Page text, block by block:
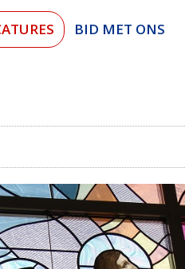
BID MET ONS